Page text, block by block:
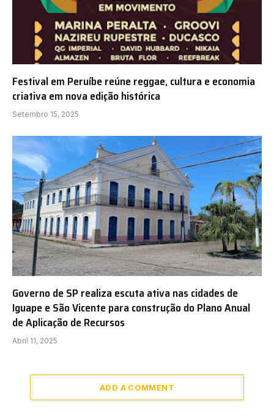
Festival em Peruíbe reúne reggae, cultura e economia
criativa em nova edição histórica
Setembro 15, 2025
Governo de SP realiza escuta ativa nas cidades de
Iguape e São Vicente para construção do Plano Anual
de Aplicação de Recursos
Abril 11, 2025
ADD A COMMENT